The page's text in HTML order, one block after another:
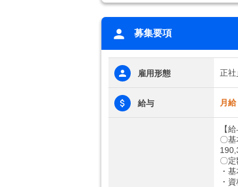
募集要項
雇用形態 正社
給与 月
【
〇
〇
・
・